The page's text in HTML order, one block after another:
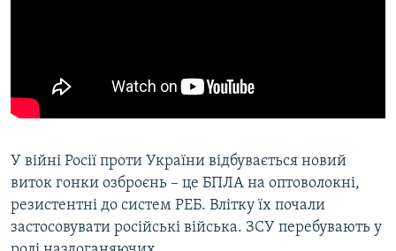
У війні Росії проти України відбувається новий
виток гонки озброєнь – це БПЛА на оптоволокні,
резистентні до систем РЕБ. Влітку їх почали
застосовувати російські війська. ЗСУ перебувають у